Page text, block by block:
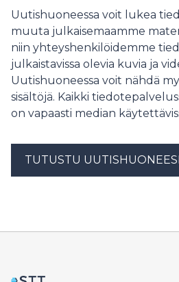
arvioinnin tarve korostuu
Uutishuoneessa voit lukea
muuta julkaisemaamme
niin yhteyshenkilöidemme
julkaistavissa olevia kuvia ja
Uutishuoneessa voit nähdä
sisältöjä. Kaikki
on vapaasti median
TUTUSTU